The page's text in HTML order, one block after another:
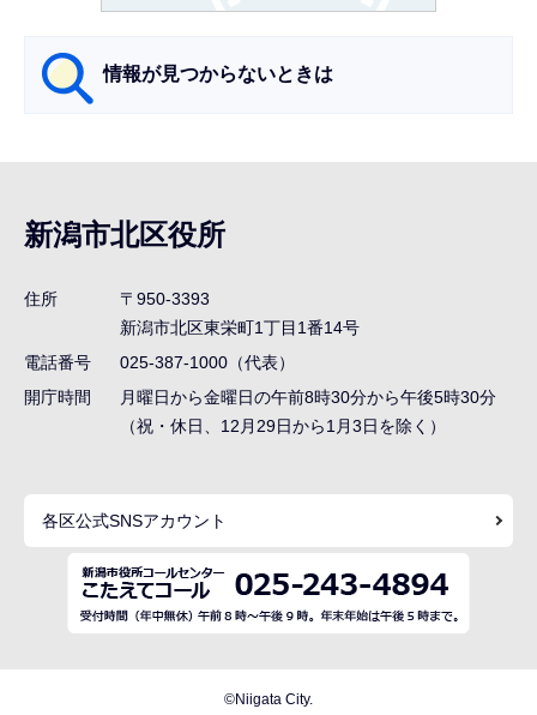
情報が見つからないときは
ナ
ビ
ゲ
シ
ョ
ま
新潟市北区役所
住所
〒950-3393
新潟市北区東栄町1丁目1番14号
電話番号
025-387-1000（代表）
開庁時間
月曜日から金曜日の午前8時30分から午後5時30分
（祝・休日、12月29日から1月3日を除く）
各区公式SNSアカウント
©Niigata City.